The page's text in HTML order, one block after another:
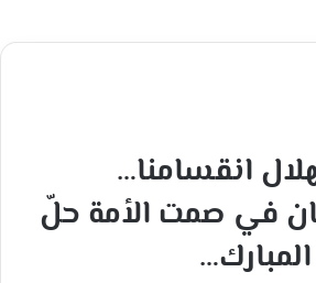
انقسامنا…
في صمت الأمة حلّ